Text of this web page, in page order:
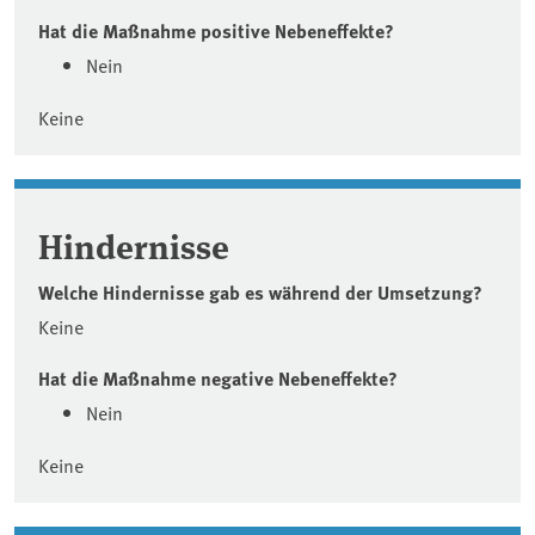
Hat die Maßnahme positive Nebeneffekte?
Nein
Keine
Hindernisse
Welche Hindernisse gab es während der Umsetzung?
Keine
Hat die Maßnahme negative Nebeneffekte?
Nein
Keine